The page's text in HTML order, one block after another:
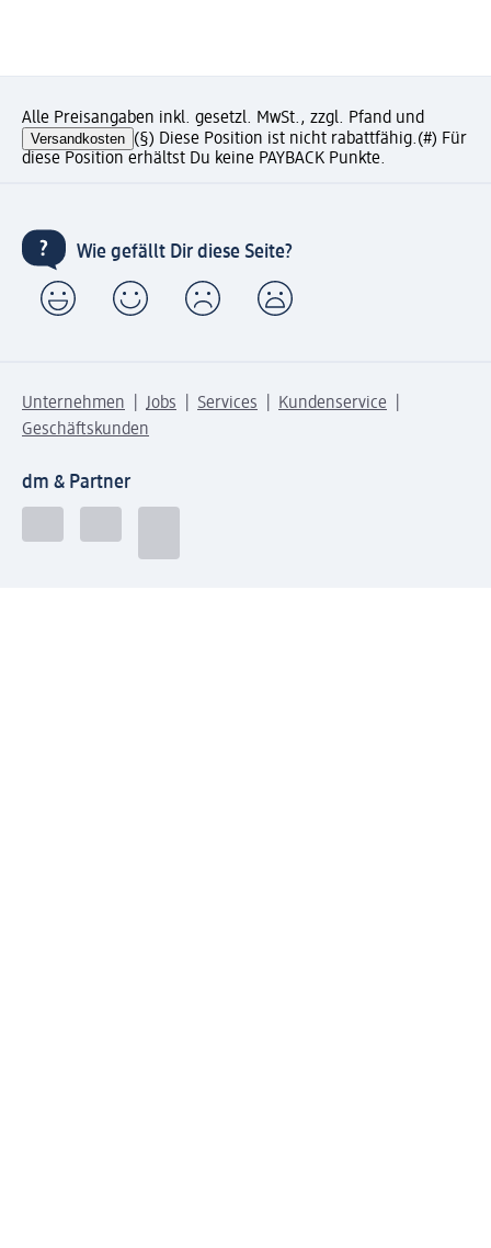
Alle Preisangaben inkl. gesetzl. MwSt., zzgl. Pfand und
Versandkosten (§) Diese Position ist nicht rabattfähig.(#) Für
diese Position erhältst Du keine PAYBACK Punkte.
Wie gefällt Dir diese Seite?
Unternehmen Jobs Services
Kundenservice
Geschäftskunden
dm & Partner